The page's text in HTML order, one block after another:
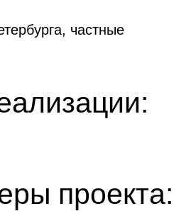
частные
проекта: